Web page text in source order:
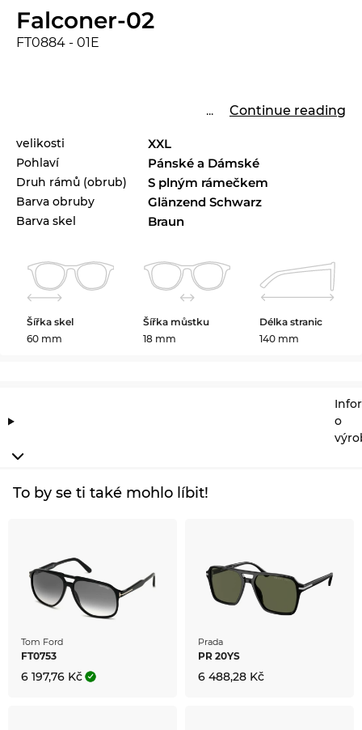
Falconer-02
FT0884 - 01E
... Continue reading
velikosti XXL
Pohlaví Pánské a Dámské
Druh rámů (obrub) S plným rámečkem
Barva obruby Glänzend Schwarz
Barva skel Braun
Šířka skel
60 mm
Šířka můstku
18 mm
Délka stranic
140 mm
o
To by se ti také mohlo líbit!
Tom Ford
FT0753
6 197,76 Kč
Prada
PR 20YS
6 488,28 Kč